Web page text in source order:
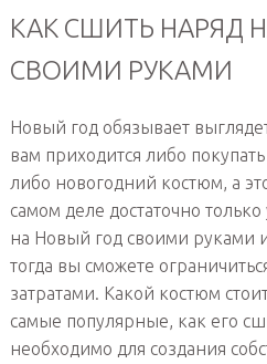
КАК СШИТЬ НАРЯД
СВОИМИ РУКАМИ
Новый год обязывает
вам приходится либо
либо новогодний костюм, а
самом деле достаточно
на Новый год своими руками
тогда вы сможете
затратами. Какой костюм
самые популярные, как его
необходимо для создания